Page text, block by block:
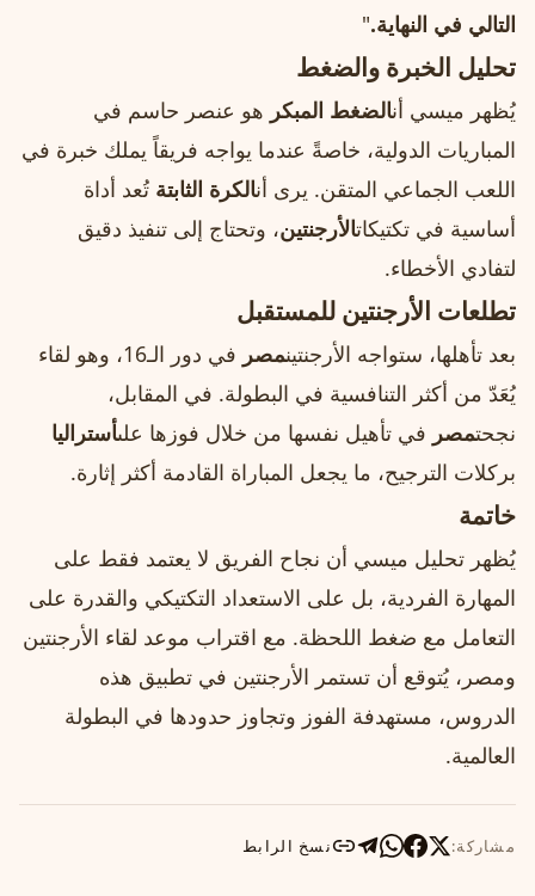
التالي في النهاية."
تحليل الخبرة والضغط
يُظهر ميسي أنالضغط المبكر هو عنصر حاسم في
المباريات الدولية، خاصةً عندما يواجه فريقاً يملك خبرة في
اللعب الجماعي المتقن. يرى أنالكرة الثابتة تُعد أداة
أساسية في تكتيكاتالأرجنتين، وتحتاج إلى تنفيذ دقيق
لتفادي الأخطاء.
تطلعات الأرجنتين للمستقبل
بعد تأهلها، ستواجه الأرجنتينمصر
في دور الـ16، وهو لقاء
يُعَدّ من أكثر التنافسية في البطولة. في المقابل،
نجحتمصر في تأهيل نفسها من خلال فوزها علىأستراليا
بركلات الترجيح، ما يجعل المباراة القادمة أكثر إثارة.
خاتمة
يُظهر تحليل ميسي أن نجاح الفريق لا يعتمد فقط على
المهارة الفردية، بل على الاستعداد التكتيكي والقدرة على
التعامل مع ضغط اللحظة. مع اقتراب موعد لقاء الأرجنتين
ومصر، يُتوقع أن تستمر الأرجنتين في تطبيق هذه
الدروس، مستهدفة الفوز وتجاوز حدودها في البطولة
العالمية.
مشاركة: نسخ الرابط